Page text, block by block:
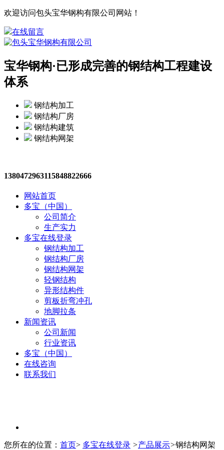
欢迎访问包头宝华钢构有限公司网站！
在线留言
宝华钢构·已形成完善的钢结构工程建设
体系
钢结构加工
钢结构厂房
钢结构建筑
钢结构网架
1380472963115848822666
网站首页
多宝（中国）
公司简介
生产实力
多宝在线登录
钢结构加工
钢结构厂房
钢结构网架
轻钢结构
异形结构件
剪板折弯冲孔
地脚拉条
新闻资讯
公司新闻
行业资讯
多宝（中国）
在线咨询
联系我们
您所在的位置： 首页> 多宝在线登录 >产品展示>钢结构网架